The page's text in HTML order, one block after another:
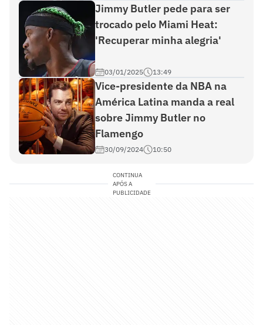
Jimmy Butler pede para ser
trocado pelo Miami Heat:
'Recuperar minha alegria'
03/01/2025 13:49
Vice-presidente da NBA na
América Latina manda a real
sobre Jimmy Butler no
Flamengo
30/09/2024 10:50
CONTINUA
APÓS A
PUBLICIDADE